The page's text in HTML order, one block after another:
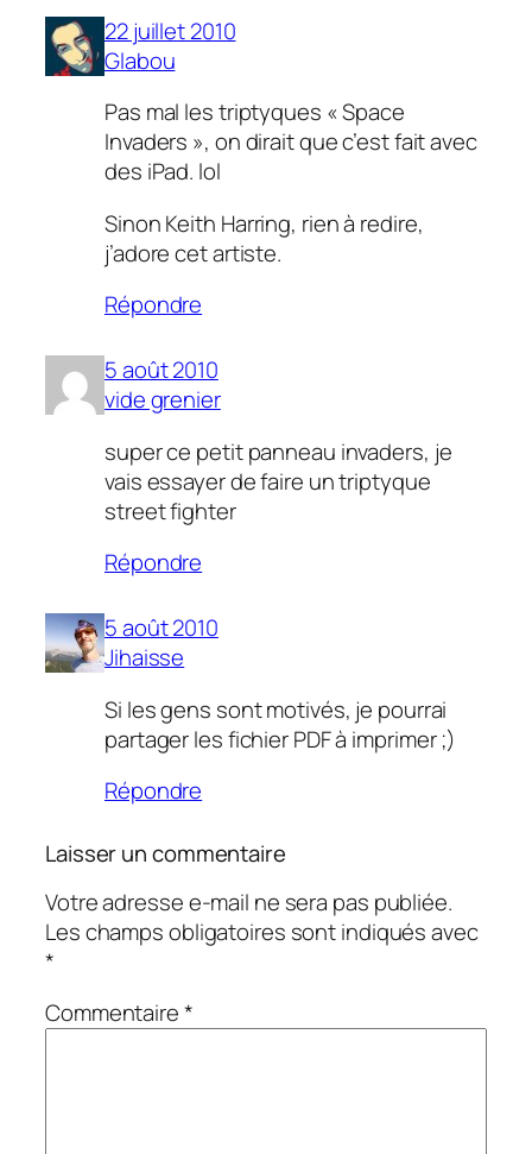
22 juillet 2010
Glabou
Pas mal les triptyques « Space
Invaders », on dirait que c’est fait avec
des iPad. lol
Sinon Keith Harring, rien à redire,
j’adore cet artiste.
Répondre
5 août 2010
vide grenier
super ce petit panneau invaders, je
vais essayer de faire un triptyque
street fighter
Répondre
5 août 2010
Jihaisse
Si les gens sont motivés, je pourrai
partager les fichier PDF à imprimer ;)
Répondre
Laisser un commentaire
Votre adresse e-mail ne sera pas publiée.
Les champs obligatoires sont indiqués avec
*
Commentaire*